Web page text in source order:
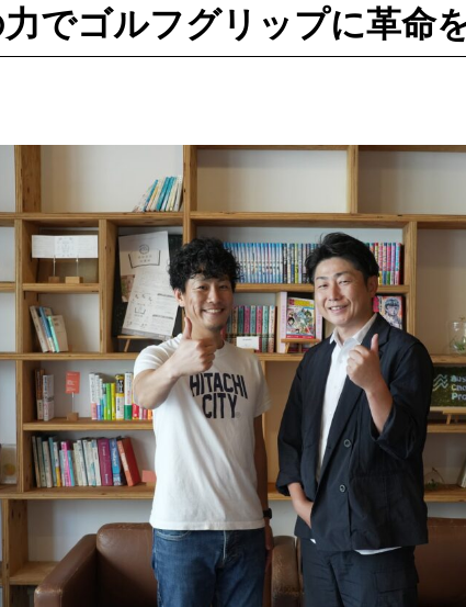
でゴルフグリップに革命